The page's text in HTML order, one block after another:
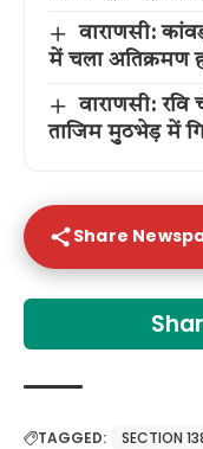
वाराणसी:
में चला अतिक्रमण
वाराणसी: रवि
ताजिम मुठभेड़ में
Share
TAGGED: SECTION